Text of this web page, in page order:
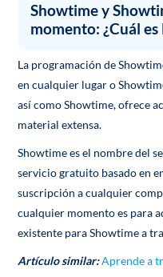
Showtime y
momento: ¿Cuál
La programación de
en cualquier lugar o
así como Showtime, ofrece
material extensa.
Showtime es el nombre del
servicio gratuito basado en
suscripción a cualquier
cualquier momento es para
existente para Showtime a
Artículo similar:Aprende a